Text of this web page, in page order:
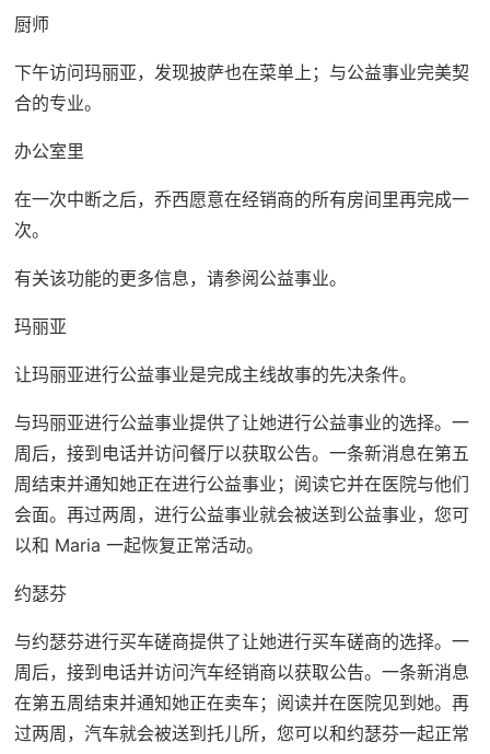
厨师
下午访问玛丽亚，发现披萨也在菜单上；与公益事业完美契
合的专业。
办公室里
在一次中断之后，乔西愿意在经销商的所有房间里再完成一
次。
有关该功能的更多信息，请参阅公益事业。
玛丽亚
让玛丽亚进行公益事业是完成主线故事的先决条件。
与玛丽亚进行公益事业提供了让她进行公益事业的选择。一
周后，接到电话并访问餐厅以获取公告。一条新消息在第五
周结束并通知她正在进行公益事业；阅读它并在医院与他们
会面。再过两周，进行公益事业就会被送到公益事业，您可
以和 Maria 一起恢复正常活动。
约瑟芬
与约瑟芬进行买车磋商提供了让她进行买车磋商的选择。一
周后，接到电话并访问汽车经销商以获取公告。一条新消息
在第五周结束并通知她正在卖车；阅读并在医院见到她。再
过两周，汽车就会被送到托儿所，您可以和约瑟芬一起正常